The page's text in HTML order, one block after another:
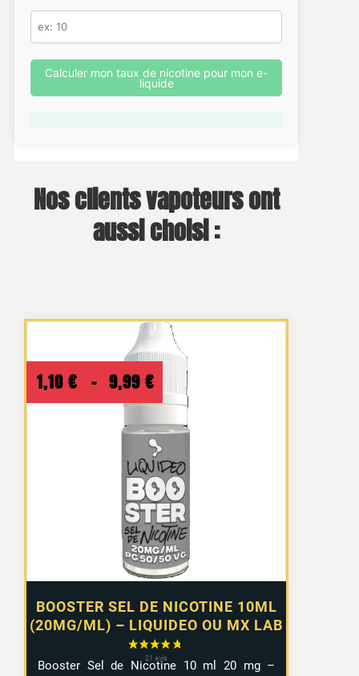
Calculer mon taux de nicotine pour mon e-
liquide
Nos clients vapoteurs ont
aussi choisi :
BOOSTER SEL DE NICOTINE 10ML
(20MG/ML) – LIQUIDEO OU MX LAB
1,10 € – 9,99 €
Plage
de
prix :
1,10 €
à
9,99 €
Booster Sel de Nicotine 10 ml 20 mg –